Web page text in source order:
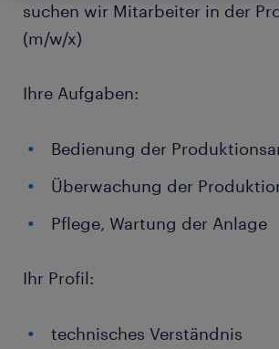
suchen wir Mitarbeiter in der
(m/w/x)
Ihre Aufgaben:
Bedienung der
Überwachung der
Pflege, Wartung der Anlage
Ihr Profil:
technisches Verständnis